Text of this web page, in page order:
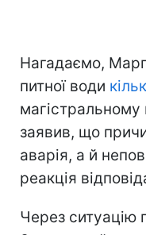
Нагадаємо,
питної води
магістральному
заявив, що
аварія, а й
реакція
Через ситуацію